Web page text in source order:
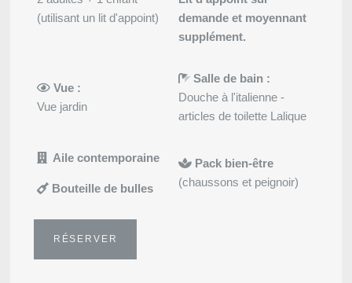
(utilisant un lit d'appoint)
demande et moyennant
supplément.
Vue :
Vue jardin
Salle de bain :
Douche à l'italienne -
articles de toilette Lalique
Aile contemporaine
Bouteille de bulles
Pack bien-être
(chaussons et peignoir)
RÉSERVER
Oui , je souhaite recevoir
Non
, je ne souhaite pas
promotions et offres